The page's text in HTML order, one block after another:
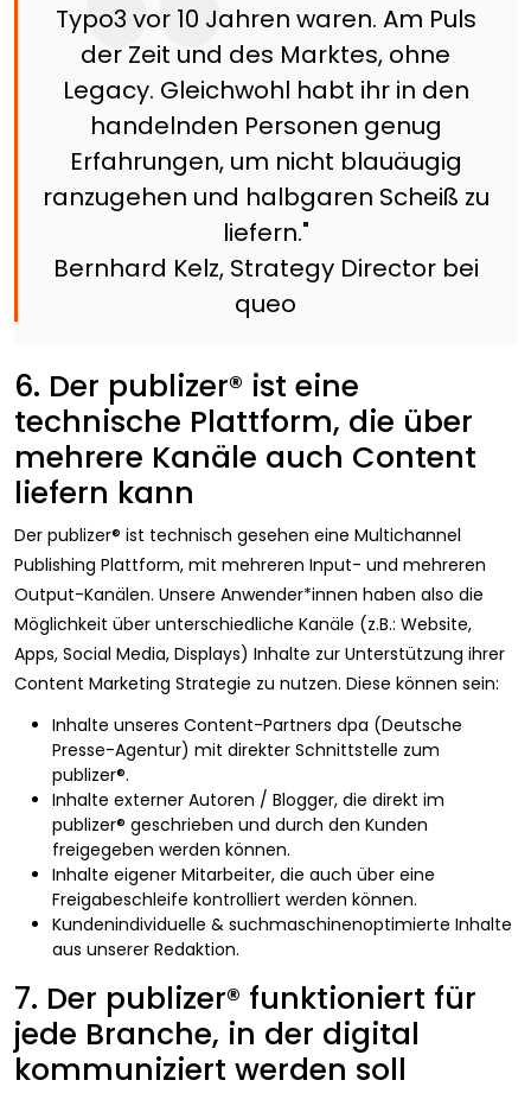
Typo3 vor 10 Jahren waren. Am Puls
der Zeit und des Marktes, ohne
Legacy. Gleichwohl habt ihr in den
handelnden Personen genug
Erfahrungen, um nicht blauäugig
ranzugehen und halbgaren Scheiß zu
liefern."
Bernhard Kelz, Strategy Director bei
queo
6. Der publizer® ist eine
technische Plattform, die über
mehrere Kanäle auch Content
liefern kann
Der publizer® ist technisch gesehen eine Multichannel
Publishing Plattform, mit mehreren Input- und mehreren
Output-Kanälen. Unsere Anwender*innen haben also die
Möglichkeit über unterschiedliche Kanäle (z.B.: Website,
Apps, Social Media, Displays) Inhalte zur Unterstützung ihrer
Content Marketing Strategie zu nutzen. Diese können sein:
Inhalte unseres Content-Partners dpa (Deutsche
Presse-Agentur) mit direkter Schnittstelle zum
publizer®.
Inhalte externer Autoren / Blogger, die direkt im
publizer® geschrieben und durch den Kunden
freigegeben werden können.
Inhalte eigener Mitarbeiter, die auch über eine
Freigabeschleife kontrolliert werden können.
Kundenindividuelle & suchmaschinenoptimierte Inhalte
aus unserer Redaktion.
7. Der publizer® funktioniert für
jede Branche, in der digital
kommuniziert werden soll